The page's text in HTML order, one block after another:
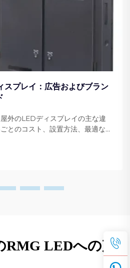
スプレイ：広告およびブラン
外のLEDディスプレイの主な違
とのコスト、設置方法、最適な使
RMG LEDへの声